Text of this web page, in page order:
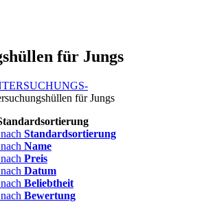
für Jungs
für Jungs
Standardsortierung
Name
Preis
Datum
Beliebtheit
Bewertung